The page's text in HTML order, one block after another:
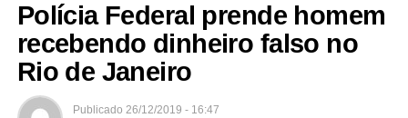
A apreensão de hoje é a maior realizada pela PF no
Ceará, até o momento, em 2019. O crime de moeda falsa
tem penas de reclusão de 3 a 12 anos e multa.
Polícia Federal prende homem
recebendo dinheiro falso no
Rio de Janeiro
Publicado 26/12/2019 - 16:47